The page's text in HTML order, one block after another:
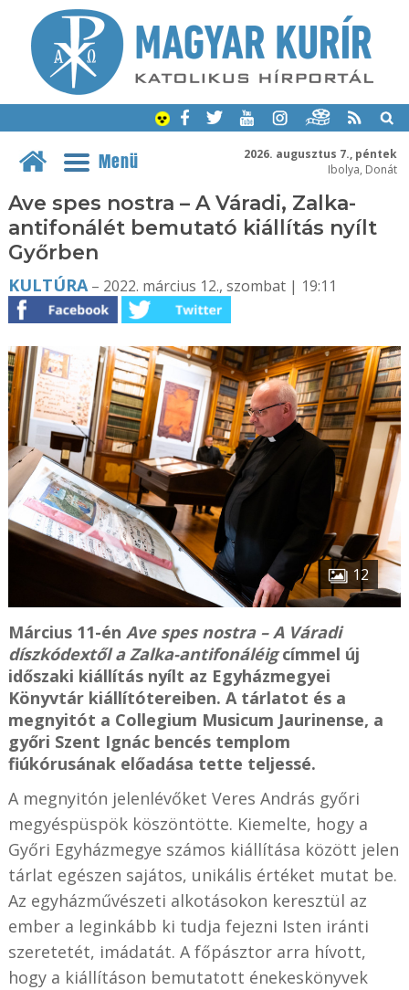
2026. augusztus 7., péntek
Ibolya, Donát
Menü
Ave spes nostra – A Váradi, Zalka-
antifonálét bemutató kiállítás nyílt
Győrben
KULTÚRA– 2022. március 12., szombat | 19:11
12
Március 11-én Ave spes nostra – A Váradi
díszkódextől a Zalka-antifonáléigcímmel új
időszaki kiállítás nyílt az Egyházmegyei
Könyvtár kiállítótereiben. A tárlatot és a
megnyitót a Collegium Musicum Jaurinense, a
győri Szent Ignác bencés templom
fiúkórusának előadása tette teljessé.
A megnyitón jelenlévőket Veres András győri
megyéspüspök köszöntötte. Kiemelte, hogy a
Győri Egyházmegye számos kiállítása között jelen
tárlat egészen sajátos, unikális értéket mutat be.
Az egyházművészeti alkotásokon keresztül az
ember a leginkább ki tudja fejezni Isten iránti
szeretetét, imádatát. A főpásztor arra hívott,
hogy a kiállításon bemutatott énekeskönyvek